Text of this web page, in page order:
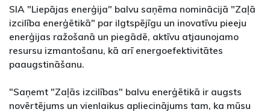
SIA "Liepājas enerģija" balvu saņēma nominācijā "Zaļā
izcilība enerģētikā" par ilgtspējīgu un inovatīvu pieeju
enerģijas ražošanā un piegādē, aktīvu atjaunojamo
resursu izmantošanu, kā arī energoefektivitātes
paaugstināšanu.
"Saņemt "Zaļās izcilības" balvu enerģētikā ir augsts
novērtējums un vienlaikus apliecinājums tam, ka mūsu